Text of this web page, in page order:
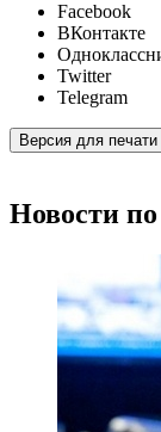
Facebook
ВКонтакте
Twitter
Telegram
Версия для печати
Новости